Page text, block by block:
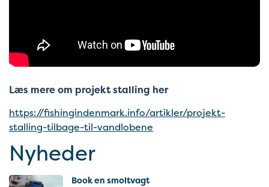
Læs mere om projekt stalling her
https://fishingindenmark.info/artikler/projekt-
stalling-tilbage-til-vandlobene
Nyheder
Book en smoltvagt